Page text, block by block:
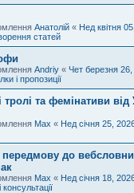
Анатолій « Нед квітня
статей
Andriy « Чет березня
і пропозиції
тролі та фемінативи
Max « Нед січня 25,
передмову до
Max « Нед січня 18,
консультації